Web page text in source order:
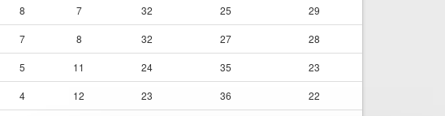
8 7 32 25 29
7 8 32 27 28
5 11 24 35 23
4 12 23 36 22